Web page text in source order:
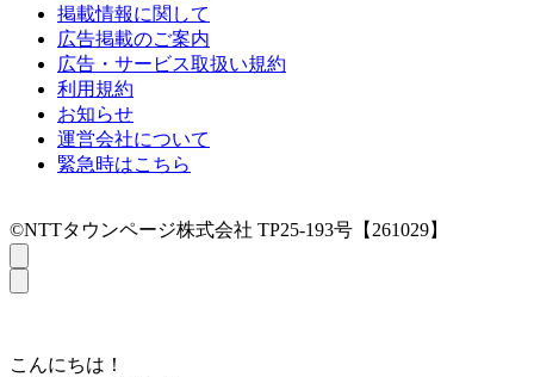
掲載情報に関して
広告掲載のご案内
広告・サービス取扱い規約
利用規約
お知らせ
運営会社について
緊急時はこちら
©NTTタウンページ株式会社 TP25-193号【261029】
こんにちは！